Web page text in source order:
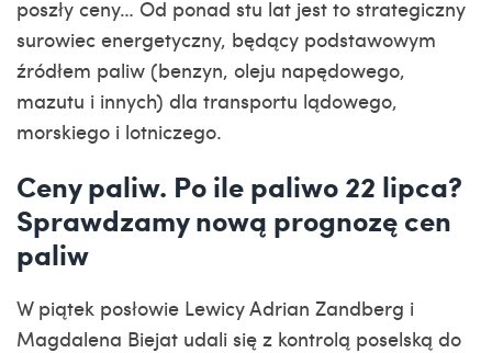
poszły ceny… Od ponad stu lat jest to strategiczny
surowiec energetyczny, będący podstawowym
źródłem paliw (benzyn, oleju napędowego,
mazutu i innych) dla transportu lądowego,
morskiego i lotniczego.
Ceny paliw. Po ile paliwo 22 lipca?
Sprawdzamy nową prognozę cen
paliw
W piątek posłowie Lewicy Adrian Zandberg i
Magdalena Biejat udali się z kontrolą poselską do